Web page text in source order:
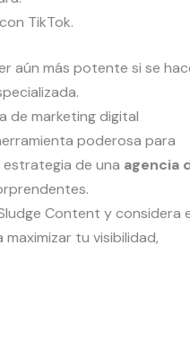
TikTok.
aún más potente si se
de marketing digital
poderosa para
estrategia de una agencia
Content y considera
maximizar tu visibilidad,